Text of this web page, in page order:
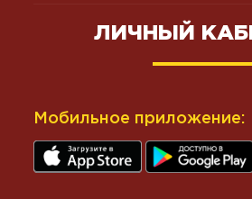
ЛИЧНЫЙ
Мобильное приложение: